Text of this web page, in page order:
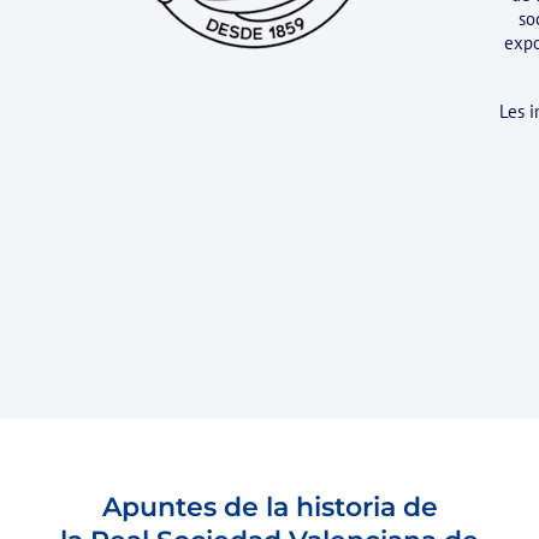
Les
Apuntes de la historia de